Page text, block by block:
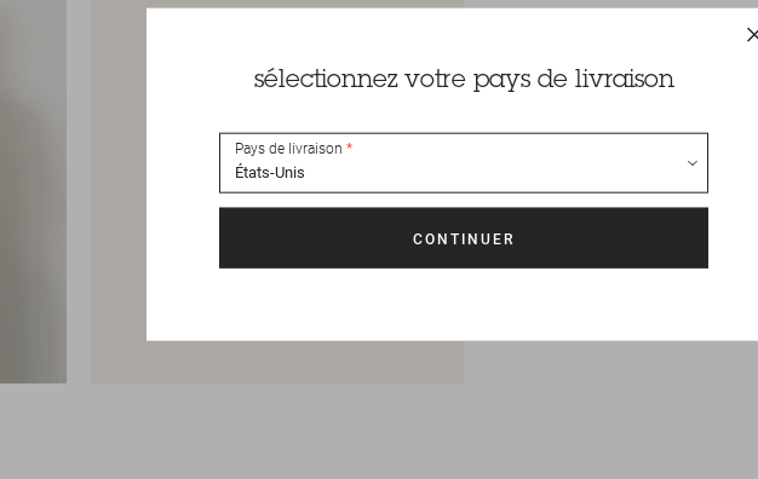
sélectionnez votre pays de livraison
Pays de livraison